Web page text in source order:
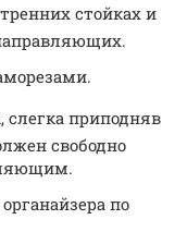
стойках и
слегка приподняв
свободно
по